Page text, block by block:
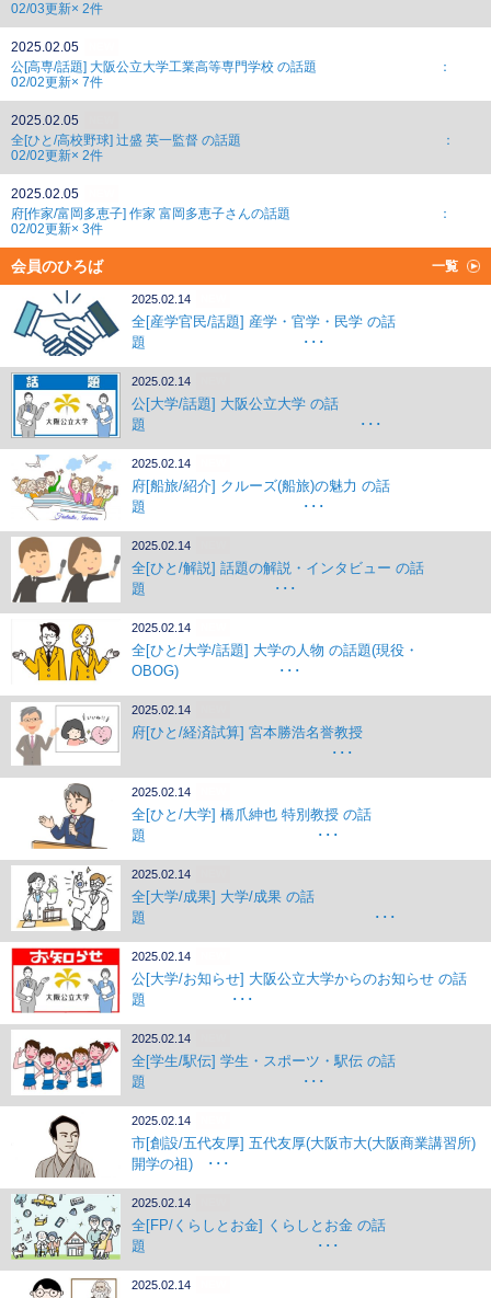
02/03更新× 2件
2025.02.05
公[高専/話題] 大阪公立大学工業高等専門学校 の話題 ：
02/02更新× 7件
2025.02.05
全[ひと/高校野球] 辻盛 英一監督 の話題 ：
02/02更新× 2件
2025.02.05
府[作家/富岡多恵子] 作家 富岡多恵子さんの話題 ：
02/02更新× 3件
会員のひろば 一覧
2025.02.14
全[産学官民/話題] 産学・官学・民学 の話
題 ･･･
2025.02.14
公[大学/話題] 大阪公立大学 の話
題 ･･･
2025.02.14
府[船旅/紹介] クルーズ(船旅)の魅力 の話
題 ･･･
2025.02.14
全[ひと/解説] 話題の解説・インタビュー の話
題 ･･･
2025.02.14
全[ひと/大学/話題] 大学の人物 の話題(現役・
OBOG) ･･･
2025.02.14
府[ひと/経済試算] 宮本勝浩名誉教授
･･･
2025.02.14
全[ひと/大学] 橋爪紳也 特別教授 の話
題 ･･･
2025.02.14
全[大学/成果] 大学/成果 の話
題 ･･･
2025.02.14
公[大学/お知らせ] 大阪公立大学からのお知らせ の話
題 ･･･
2025.02.14
全[学生/駅伝] 学生・スポーツ・駅伝 の話
題 ･･･
2025.02.14
市[創設/五代友厚] 五代友厚(大阪市大(大阪商業講習所)
開学の祖) ･･･
2025.02.14
全[FP/くらしとお金] くらしとお金 の話
題 ･･･
2025.02.14